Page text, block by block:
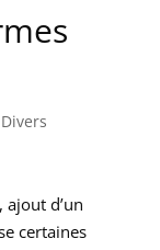
Divers
d’un
certaines